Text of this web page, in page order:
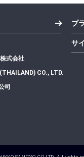
式会社
CO., LTD.
司
プ
サ